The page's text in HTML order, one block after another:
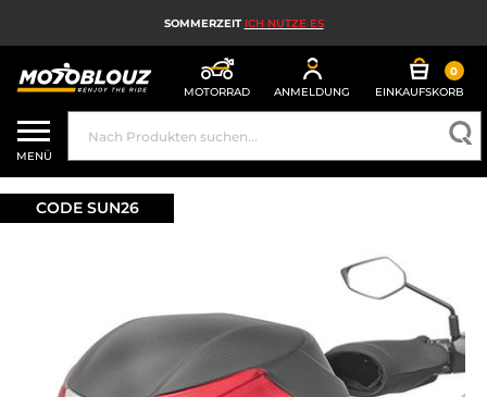
SOMMERZEIT ICH NUTZE ES
MOTORRAD ANMELDUNG
0
EINKAUFSKORB
MOTORRADHELM
MOTORRADAUSRÜSTUNG FÜR HERREN
MOTORRADAUSRÜSTUNG FÜR DAMEN
HIGH-TECH-MOTORRAD
MOTORRAD-AIRBAG
MENÜ
CODE SUN26